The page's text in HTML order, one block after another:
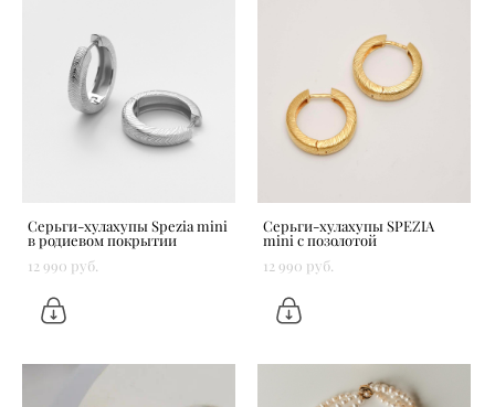
Серьги-хулахупы Spezia mini
в родиевом покрытии
12 990 pуб.
Серьги-хулахупы SPEZIA
mini с позолотой
12 990 pуб.